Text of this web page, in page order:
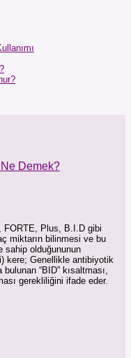
Ne Demek?
FORTE, Plus, B.I.D gibi
miktarın bilinmesi ve bu
sahip olduğununun
kere; Genellikle antibiyotik
“BID” kısaltması,
gerekliliğini ifade eder.